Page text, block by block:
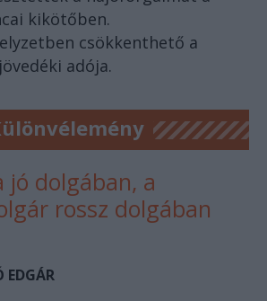
kikötőben.
csökkenthető a
adója.
jó dolgában, a
rossz dolgában
EDGÁR